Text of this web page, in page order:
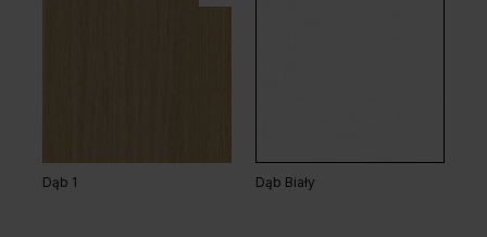
Dąb 1 Dąb Biały